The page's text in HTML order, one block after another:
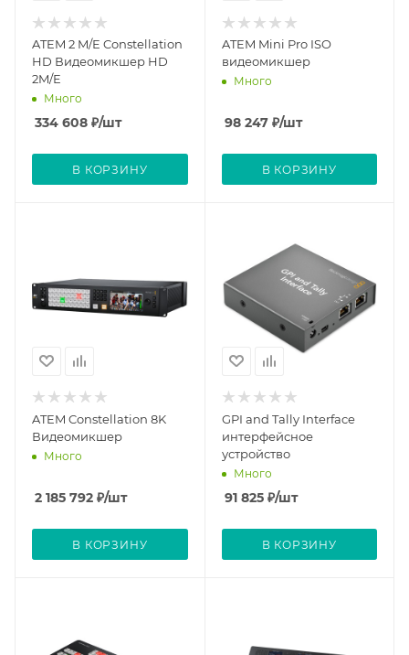
ATEM 2 M/E Constellation
HD Видеомикшер HD
2M/E
Много
334 608 ₽/шт
В КОРЗИНУ
ATEM Mini Pro ISO
видеомикшер
Много
98 247₽/шт
В КОРЗИНУ
ATEM Constellation 8K
Видеомикшер
Много
2 185 792 ₽/шт
В КОРЗИНУ
GPI and Tally Interface
интерфейсное
устройство
Много
91 825₽/шт
В КОРЗИНУ